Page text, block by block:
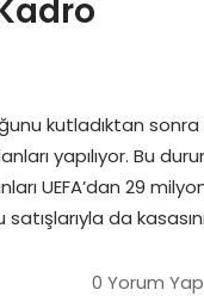
kutladıktan
yapılıyor. Bu
UEFA’dan 29
da
0 Yorum